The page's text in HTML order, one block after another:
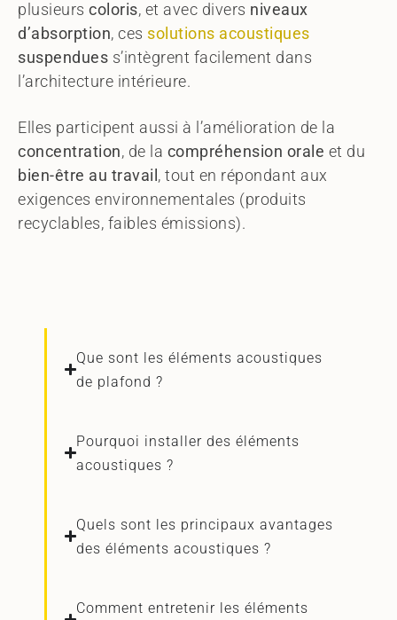
plusieurs coloris, et avec divers niveaux
d’absorption, ces solutions acoustiques
suspendues s’intègrent facilement dans
l’architecture intérieure.
Elles participent aussi à l’amélioration de la
concentration, de la compréhension orale et du
bien-être au travail, tout en répondant aux
exigences environnementales (produits
recyclables, faibles émissions).
Que sont les éléments acoustiques
de plafond ?
Pourquoi installer des éléments
acoustiques ?
Quels sont les principaux avantages
des éléments acoustiques ?
Comment entretenir les éléments